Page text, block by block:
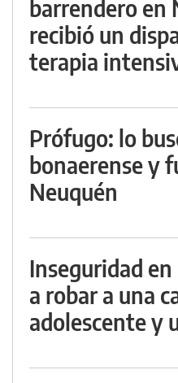
barrendero en
recibió un
terapia
Prófugo: lo
bonaerense y
Neuquén
Inseguridad
a robar a una
adolescente y